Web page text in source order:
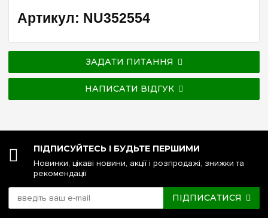
Артикул: NU352554
ЗАДАТИ ПИТАННЯ
НАПИСАТИ ВІДГУК
ПІДПИСУЙТЕСЬ І БУДЬТЕ ПЕРШИМИ
Новинки, цікаві новини, акції і розпродажі, знижки та
рекомендації
ПІДПИСАТИСЯ